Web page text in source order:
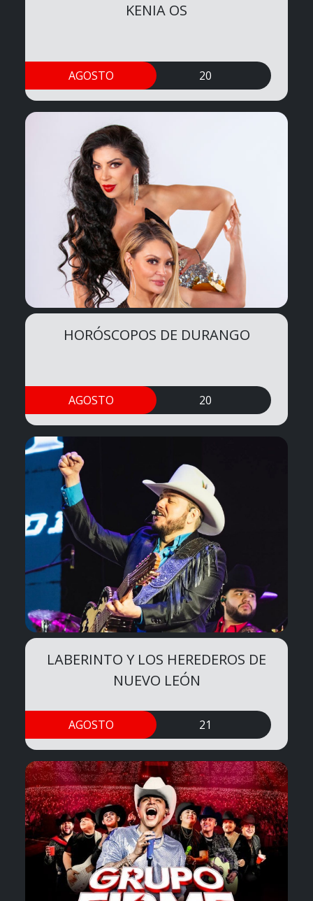
KENIA OS
AGOSTO 20
HORÓSCOPOS DE DURANGO
AGOSTO 20
LABERINTO Y LOS HEREDEROS DE
NUEVO LEÓN
AGOSTO 21